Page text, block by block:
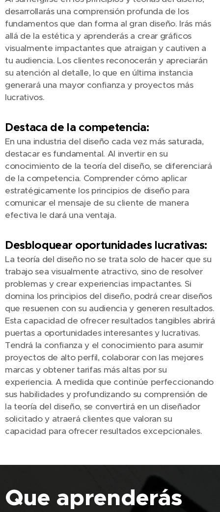
desarrollarás una comprensión profunda de los
fundamentos que dan forma al gran diseño. Irás más
allá de la estética y aprenderás a crear gráficos
visualmente impactantes que atraigan y cautiven a
tu audiencia. Los clientes reconocerán y apreciarán
su atención al detalle, lo que en última instancia
generará una mayor confianza y proyectos más
lucrativos.
Destaca de la competencia:
En una industria del diseño cada vez más saturada,
destacar es fundamental. Al invertir en su
conocimiento de la teoría del diseño, se diferenciará
de la competencia. Comprender cómo aplicar
estratégicamente los principios de diseño para
comunicar el mensaje de su cliente de manera
efectiva le dará una ventaja.
Desbloquear oportunidades lucrativas:
La teoría del diseño no se trata solo de hacer que su
trabajo sea visualmente atractivo, sino de resolver
problemas y crear experiencias impactantes. Si
domina los principios del diseño, podrá crear diseños
que resuenen con su audiencia y generen resultados.
Esta capacidad de ofrecer resultados tangibles abrirá
puertas a oportunidades interesantes y lucrativas.
Tendrá la confianza y el conocimiento para asumir
proyectos de alto perfil, colaborar con las mejores
marcas y obtener tarifas más altas por su
experiencia. A medida que continúe perfeccionando
sus habilidades y profundizando su comprensión de
la teoría del diseño, se convertirá en un diseñador
solicitado y atraerá clientes que valoran su
capacidad para ofrecer resultados excepcionales.
Que aprenderás